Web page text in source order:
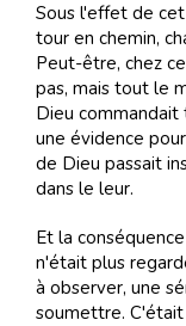
Sous l'effet de
tour en chemin,
Peut-être, chez
pas, mais tout le
Dieu
une évidence
de Dieu passait
dans le leur.
Et la
n'était plus
à observer, une
soumettre.